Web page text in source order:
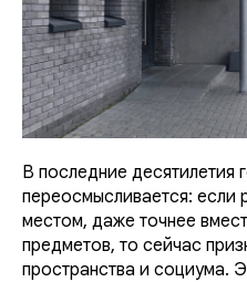
В последние десятилетия
переосмысливается: если
местом, даже точнее
предметов, то сейчас
пространства и социума.